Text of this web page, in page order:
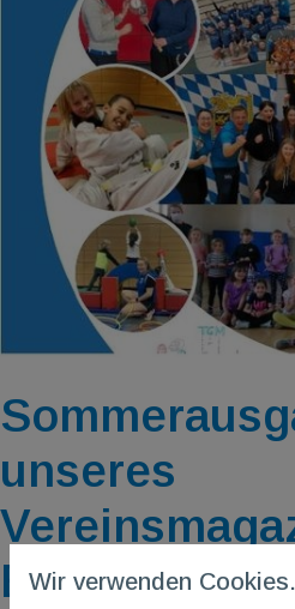
unseres
Echo" ist seit
Wir verwenden Cookies.